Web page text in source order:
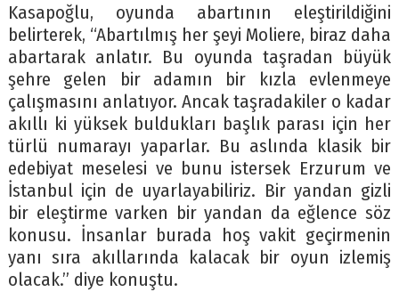
Kasapoğlu, oyunda abartının eleştirildiğini
belirterek, “Abartılmış her şeyi Moliere, biraz daha
abartarak anlatır. Bu oyunda taşradan büyük
şehre gelen bir adamın bir kızla evlenmeye
çalışmasını anlatıyor. Ancak taşradakiler o kadar
akıllı ki yüksek buldukları başlık parası için her
türlü numarayı yaparlar. Bu aslında klasik bir
edebiyat meselesi ve bunu istersek Erzurum ve
İstanbul için de uyarlayabiliriz. Bir yandan gizli
bir eleştirme varken bir yandan da eğlence söz
konusu. İnsanlar burada hoş vakit geçirmenin
yanı sıra akıllarında kalacak bir oyun izlemiş
olacak.” diye konuştu.